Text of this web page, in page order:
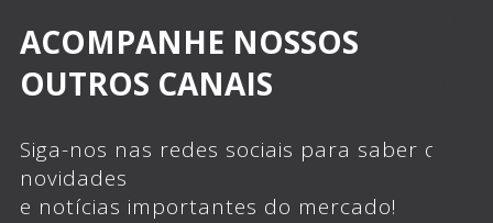
ACOMPANHE NOSSOS
OUTROS CANAIS
Siga-nos nas redes sociais para saber das
novidades
e notícias importantes do mercado!